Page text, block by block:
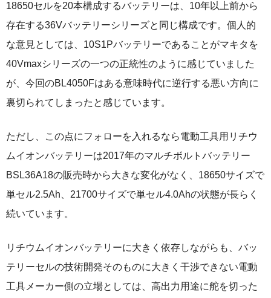
18650セルを20本構成するバッテリーは、10年以上前から
存在する36Vバッテリーシリーズと同じ構成です。個人的
な意見としては、10S1Pバッテリーであることがマキタを
40Vmaxシリーズの一つの正統性のように感じていました
が、今回のBL4050Fはある意味時代に逆行する悪い方向に
裏切られてしまったと感じています。
ただし、この点にフォローを入れるなら電動工具用リチウ
ムイオンバッテリーは2017年のマルチボルトバッテリー
BSL36A18の販売時から大きな変化がなく、18650サイズで
単セル2.5Ah、21700サイズで単セル4.0Ahの状態が長らく
続いています。
リチウムイオンバッテリーに大きく依存しながらも、バッ
テリーセルの技術開発そのものに大きく干渉できない電動
工具メーカー側の立場としては、高出力用途に舵を切った